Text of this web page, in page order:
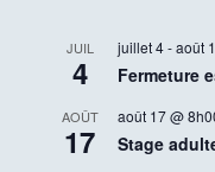
JUIL
4
juillet 4-août
Fermeture
AOÛT
17
août 17 @
Stage